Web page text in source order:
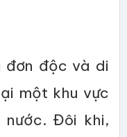
đơn độc và di
một khu vực
Đôi khi,